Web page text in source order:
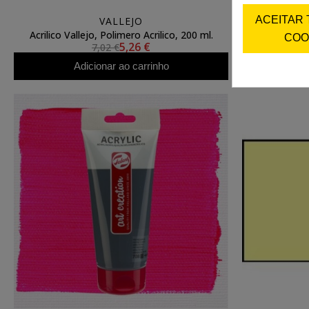
VALLEJO
Acrilico Vallejo, Polimero Acrilico, 200 ml.
7,02 €5,26 €
Adicionar ao carrinho
ACEITAR